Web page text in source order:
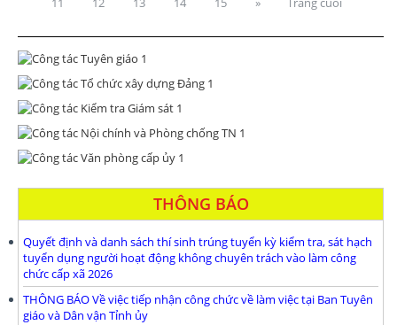
THÔNG BÁO
Quyết định và danh sách thí sinh trúng tuyển kỳ kiểm tra, sát hạch
tuyển dụng người hoạt động không chuyên trách vào làm công
chức cấp xã 2026
THÔNG BÁO Về việc tiếp nhận công chức về làm việc tại Ban Tuyên
giáo và Dân vận Tỉnh ủy